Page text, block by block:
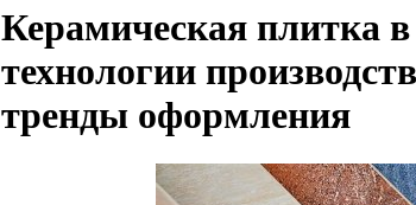
Керамическая плитка
технологии
тренды оформления